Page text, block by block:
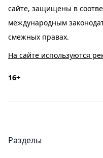
сайте, защищены в
международным
смежных правах.
На сайте используются
16+
Разделы